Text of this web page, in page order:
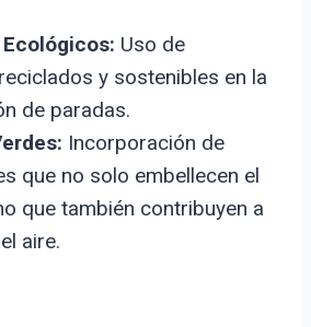
Uso de
y sostenibles en la
de paradas.
Incorporación de
que no solo embellecen el
que también contribuyen a
aire.